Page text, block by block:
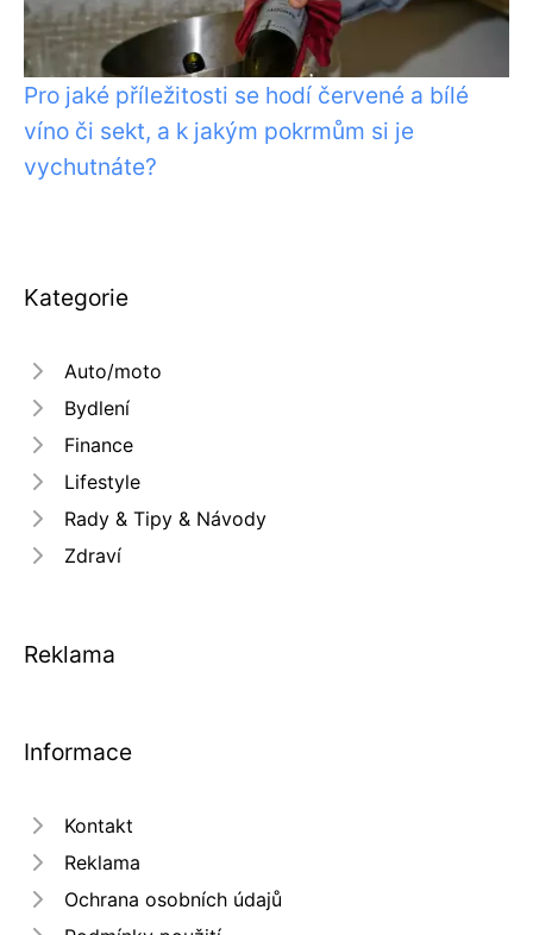
Pro jaké příležitosti se hodí červené a bílé
víno či sekt, a k jakým pokrmům si je
vychutnáte?
Kategorie
Auto/moto
Bydlení
Finance
Lifestyle
Rady & Tipy & Návody
Zdraví
Reklama
Informace
Kontakt
Reklama
Ochrana osobních údajů